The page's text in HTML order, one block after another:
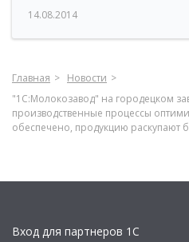
14.08.2014
Главная
Новости
"1С:Молокозавод" на городецком
производственные процессы
обеспечено, продукцию раскупают
Вход для партнеров 1С